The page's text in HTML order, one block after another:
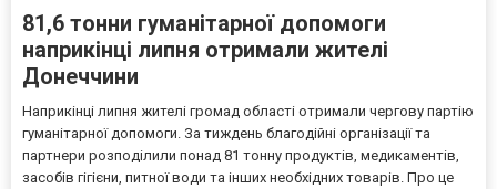
81,6 тонни гуманітарної допомоги
наприкінці липня отримали жителі
Донеччини
Наприкінці липня жителі громад області отримали чергову партію
гуманітарної допомоги. За тиждень благодійні організації та
партнери розподілили понад 81 тонну продуктів, медикаментів,
засобів гігієни, питної води та інших необхідних товарів. Про це